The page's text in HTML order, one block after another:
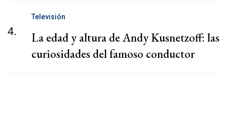
4.
Televisión
La edad y altura de Andy Kusnetzoff: las
curiosidades del famoso conductor